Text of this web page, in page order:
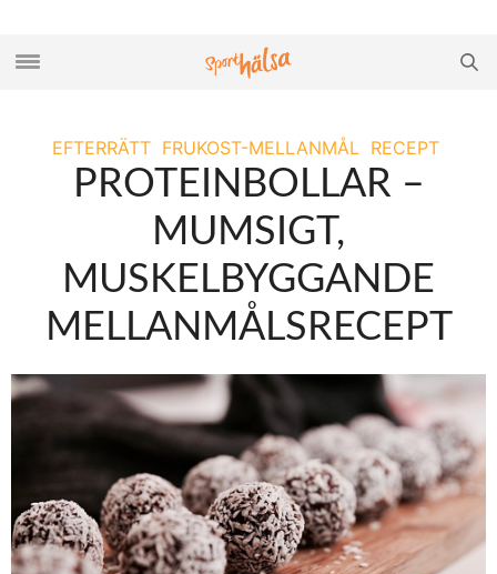
EFTERRÄTT FRUKOST-MELLANMÅL RECEPT
PROTEINBOLLAR –
MUMSIGT,
MUSKELBYGGANDE
MELLANMÅLSRECEPT